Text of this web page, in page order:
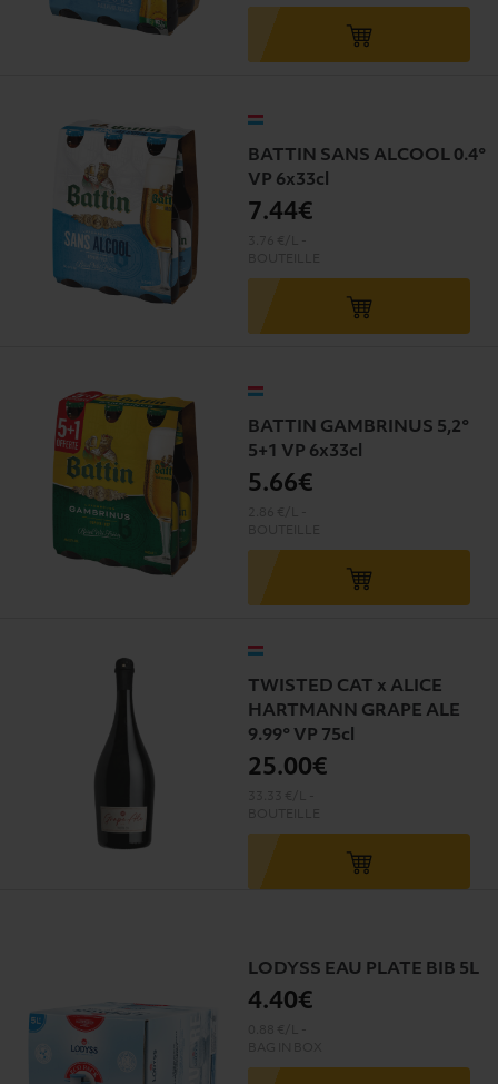
BATTIN SANS ALCOOL 0.4°
VP 6x33cl
7.44€
BATTIN GAMBRINUS 5,2°
5+1 VP 6x33cl
5.66€
TWISTED CAT x ALICE
HARTMANN GRAPE ALE
9.99° VP 75cl
25.00€
LODYSS EAU PLATE BIB 5L
4.40€